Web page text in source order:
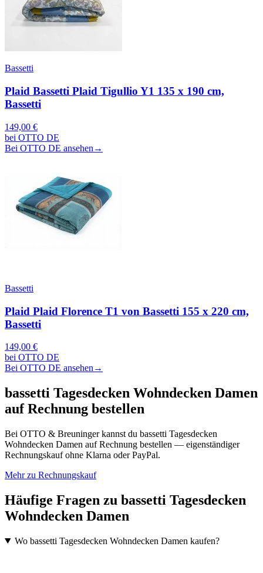
Bassetti
Plaid Bassetti Plaid Tigullio Y1 135 x 190 cm,
Bassetti
149,00 €
bei OTTO DE
Bei OTTO DE ansehen →
Bassetti
Plaid Plaid Florence T1 von Bassetti 155 x 220 cm,
Bassetti
149,00 €
bei OTTO DE
Bei OTTO DE ansehen →
bassetti Tagesdecken Wohndecken Damen
auf Rechnung bestellen
Bei OTTO & Breuninger kannst du bassetti Tagesdecken
Wohndecken Damen auf Rechnung bestellen — eigenständiger
Rechnungskauf ohne Klarna oder PayPal.
Mehr zu Rechnungskauf
Häufige Fragen zu bassetti Tagesdecken
Wohndecken Damen
Wo bassetti Tagesdecken Wohndecken Damen kaufen?